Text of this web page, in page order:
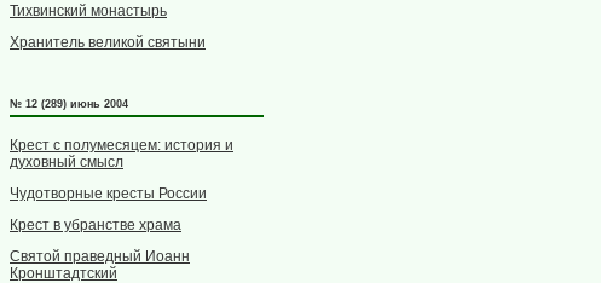
Тихвинский монастырь
Хранитель великой святыни
№ 12 (289) июнь 2004
Крест с полумесяцем: история и
духовный смысл
Чудотворные кресты России
Крест в убранстве храма
Святой праведный Иоанн
Кронштадтский